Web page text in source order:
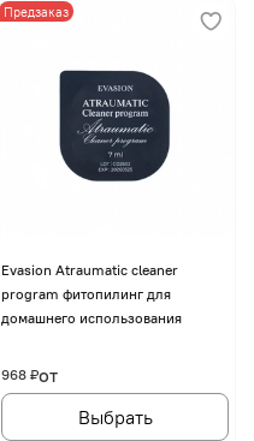
Предзаказ
Evasion Atraumatic cleaner
program фитопилинг для
домашнего использования
от
968 ₽
Выбрать